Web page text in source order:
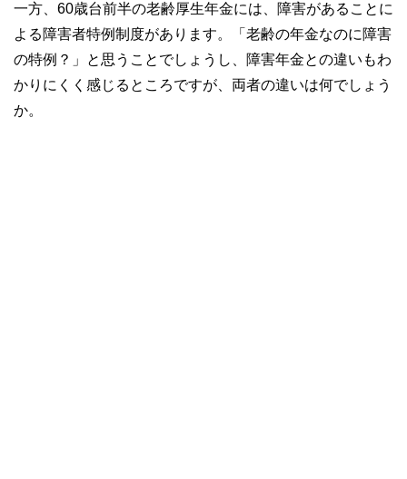
一方、60歳台前半の老齢厚生年金には、障害があることに
よる障害者特例制度があります。「老齢の年金なのに障害
の特例？」と思うことでしょうし、障害年金との違いもわ
かりにくく感じるところですが、両者の違いは何でしょう
か。